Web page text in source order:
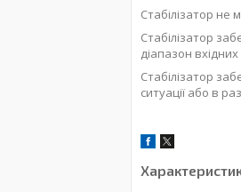
Стабілізатор не
Стабілізатор
діапазон
Стабілізатор
ситуації або в